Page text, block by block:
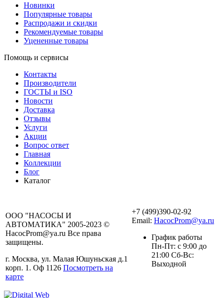
Новинки
Популярные товары
Распродажи и скидки
Рекомендуемые товары
Уцененные товары
Помощь и сервисы
Контакты
Производители
ГОСТЫ и ISO
Новости
Доставка
Отзывы
Услуги
Акции
Вопрос ответ
Главная
Коллекции
Блог
Каталог
ООО "НАСОСЫ И
АВТОМАТИКА" 2005-2023 ©
HacocProm@ya.ru Все права
защищены.
г. Москва, ул. Малая Юшуньская д.1
корп. 1. Оф 1126 Посмотреть на
карте
+7 (499)390-02-92
Email: HacocProm@ya.ru
График работы
Пн-Пт: с 9:00 до
21:00 Сб-Вс:
Выходной